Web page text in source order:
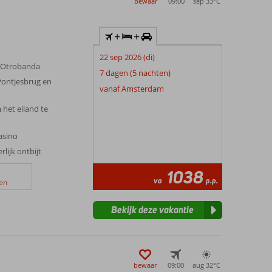
weer
om
‘de
en
het eiland te
ontbijt
+ +
22 sep 2026 (di)
7 dagen (5 nachten)
vanaf Amsterdam
va 1038 p.p.
Bekijk deze vakantie
bewaar 09:00 aug 32°C